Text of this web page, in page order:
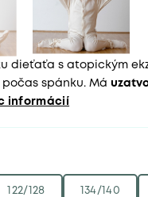
dieťaťa s atopickým
spánku. Má
informácií
122/128 134/140